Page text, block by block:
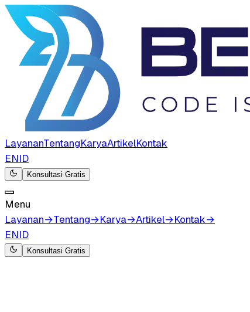
LayananTentangKaryaArtikelKontak
ENID
Konsultasi Gratis
Menu
Layanan→Tentang→Karya→Artikel→Kontak→
ENID
Konsultasi Gratis